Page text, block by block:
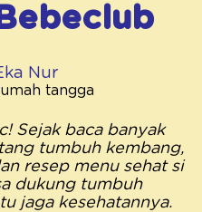
Nur
tangga
Sejak baca banyak
tumbuh kembang,
resep menu sehat si
dukung tumbuh
jaga kesehatannya.